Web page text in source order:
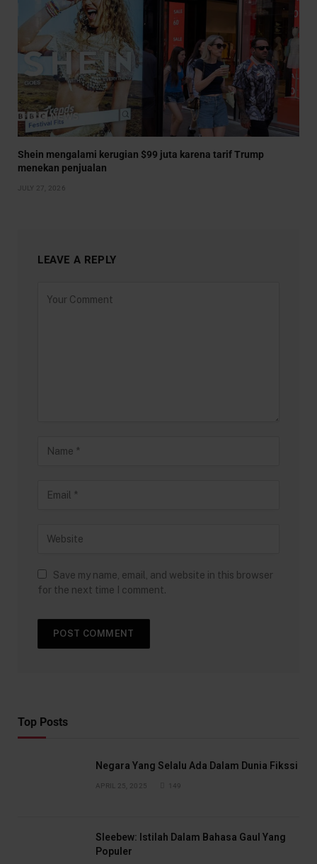
Shein mengalami kerugian $99 juta karena tarif Trump
menekan penjualan
JULY 27, 2026
LEAVE A REPLY
Save my name, email, and website in this browser
for the next time I comment.
Top Posts
Negara Yang Selalu Ada Dalam Dunia Fikssi
APRIL 25, 2025 149
Sleebew: Istilah Dalam Bahasa Gaul Yang
Populer